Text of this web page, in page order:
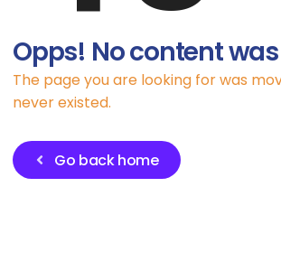
Opps! No content
The page you are looking for was
never existed.
Go back home